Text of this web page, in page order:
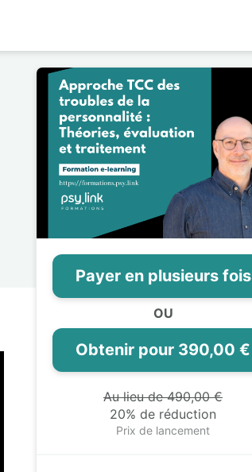
Payer en plusieurs fois
OU
Obtenir pour 390,00 €
Au lieu de 490,00 €
20% de réduction
Prix de lancement